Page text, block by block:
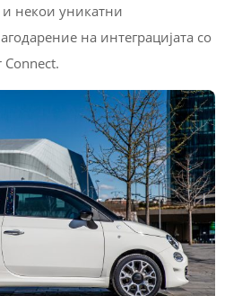
и некои уникатни
на интеграцијата со
Connect.